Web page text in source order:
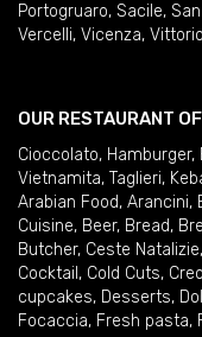
Portogruaro, Sacile,
Vercelli, Vicenza,
OUR RESTAURANT
Cioccolato, Hamburger,
Vietnamita, Taglieri,
Arabian Food, Arancini,
Cuisine, Beer, Bread,
Butcher, Ceste Natalizie,
Cocktail , Cold Cuts,
cupcakes, Desserts,
Focaccia, Fresh pasta,